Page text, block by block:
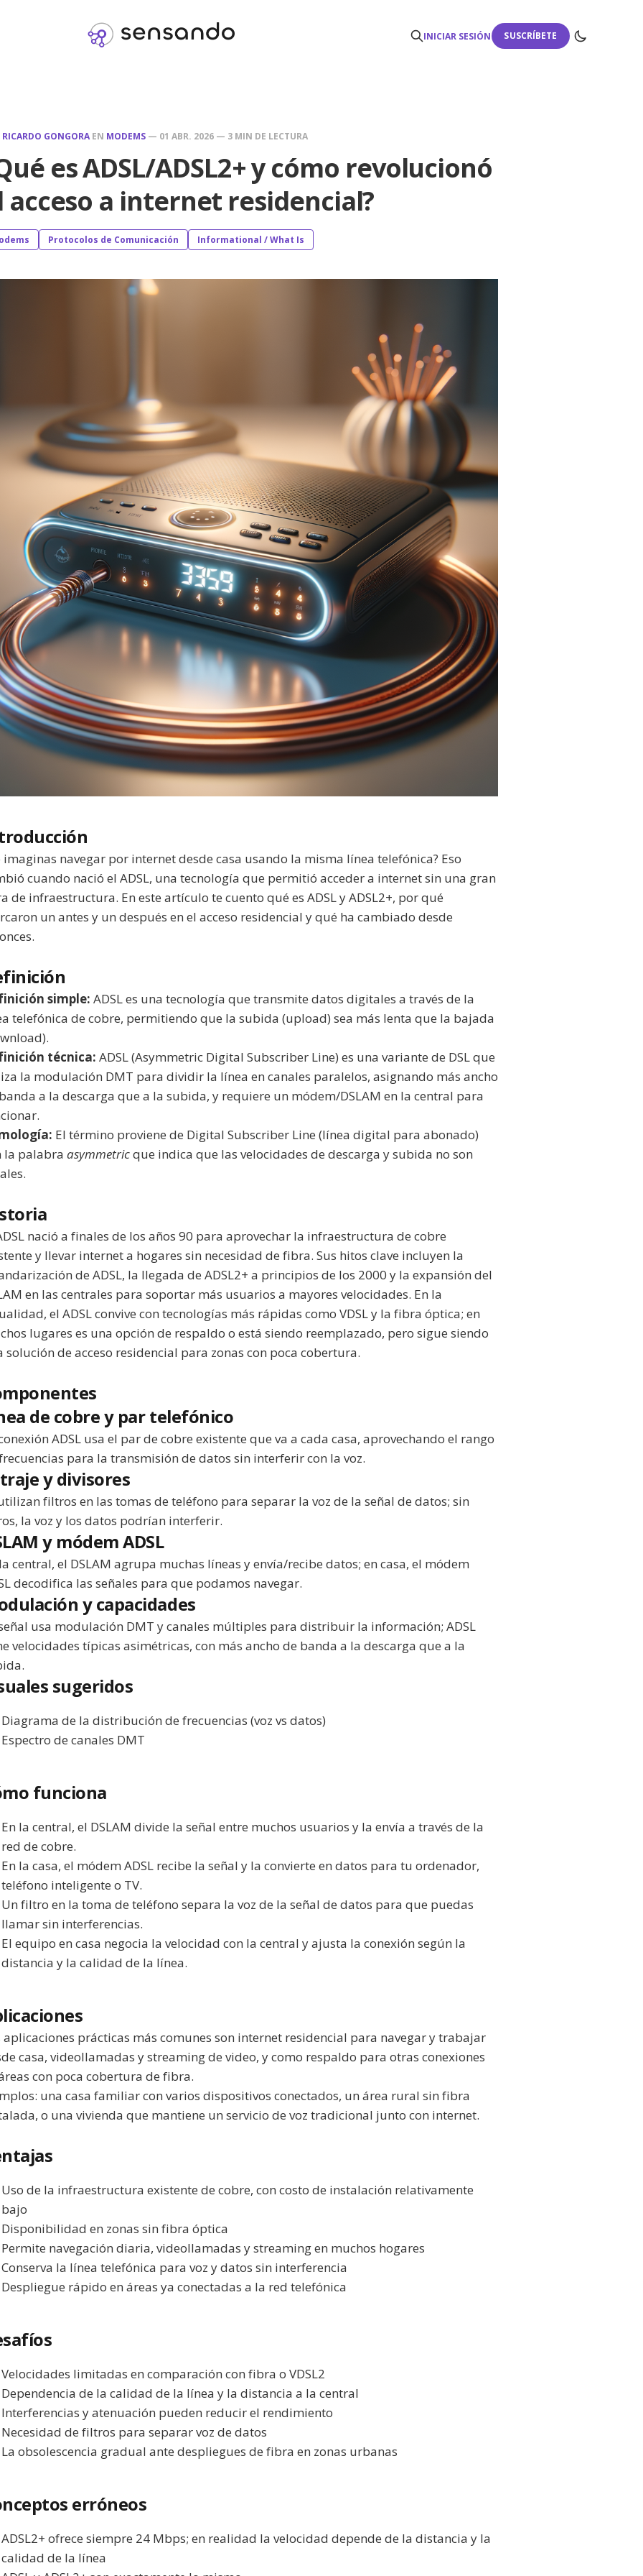
INICIAR SESIÓN SUSCRÍBETE
RICARDO GONGORA EN MODEMS — 01 ABR. 2026 — 3 MIN DE LECTURA
es ADSL/ADSL2+ y cómo revolucionó
acceso a internet residencial?
Protocolos de Comunicación Informational / What Is
imaginas navegar por internet desde casa usando la misma línea telefónica? Eso
cuando nació el ADSL, una tecnología que permitió acceder a internet sin una gran
de infraestructura. En este artículo te cuento qué es ADSL y ADSL2+, por qué
un antes y un después en el acceso residencial y qué ha cambiado desde
simple: ADSL es una tecnología que transmite datos digitales a través de la
telefónica de cobre, permitiendo que la subida (upload) sea más lenta que la bajada
técnica: ADSL (Asymmetric Digital Subscriber Line) es una variante de DSL que
la modulación DMT para dividir la línea en canales paralelos, asignando más ancho
a la descarga que a la subida, y requiere un módem/DSLAM en la central para
El término proviene de Digital Subscriber Line (línea digital para abonado)
la palabra asymmetricque indica que las velocidades de descarga y subida no son
nació a finales de los años 90 para aprovechar la infraestructura de cobre
y llevar internet a hogares sin necesidad de fibra. Sus hitos clave incluyen la
de ADSL, la llegada de ADSL2+ a principios de los 2000 y la expansión del
en las centrales para soportar más usuarios a mayores velocidades. En la
el ADSL convive con tecnologías más rápidas como VDSL y la fibra óptica; en
lugares es una opción de respaldo o está siendo reemplazado, pero sigue siendo
solución de acceso residencial para zonas con poca cobertura.
de cobre y par telefónico
ADSL usa el par de cobre existente que va a cada casa, aprovechando el rango
para la transmisión de datos sin interferir con la voz.
y divisores
filtros en las tomas de teléfono para separar la voz de la señal de datos; sin
la voz y los datos podrían interferir.
y módem ADSL
central, el DSLAM agrupa muchas líneas y envía/recibe datos; en casa, el módem
decodifica las señales para que podamos navegar.
y capacidades
usa modulación DMT y canales múltiples para distribuir la información; ADSL
velocidades típicas asimétricas, con más ancho de banda a la descarga que a la
sugeridos
Diagrama de la distribución de frecuencias (voz vs datos)
Espectro de canales DMT
funciona
En la central, el DSLAM divide la señal entre muchos usuarios y la envía a través de la
red de cobre.
En la casa, el módem ADSL recibe la señal y la convierte en datos para tu ordenador,
teléfono inteligente o TV.
Un filtro en la toma de teléfono separa la voz de la señal de datos para que puedas
llamar sin interferencias.
El equipo en casa negocia la velocidad con la central y ajusta la conexión según la
distancia y la calidad de la línea.
aplicaciones prácticas más comunes son internet residencial para navegar y trabajar
casa, videollamadas y streaming de video, y como respaldo para otras conexiones
con poca cobertura de fibra.
una casa familiar con varios dispositivos conectados, un área rural sin fibra
o una vivienda que mantiene un servicio de voz tradicional junto con internet.
Uso de la infraestructura existente de cobre, con costo de instalación relativamente
bajo
Disponibilidad en zonas sin fibra óptica
Permite navegación diaria, videollamadas y streaming en muchos hogares
Conserva la línea telefónica para voz y datos sin interferencia
Despliegue rápido en áreas ya conectadas a la red telefónica
Velocidades limitadas en comparación con fibra o VDSL2
Dependencia de la calidad de la línea y la distancia a la central
Interferencias y atenuación pueden reducir el rendimiento
Necesidad de filtros para separar voz de datos
La obsolescencia gradual ante despliegues de fibra en zonas urbanas
erróneos
ADSL2+ ofrece siempre 24 Mbps; en realidad la velocidad depende de la distancia y la
calidad de la línea